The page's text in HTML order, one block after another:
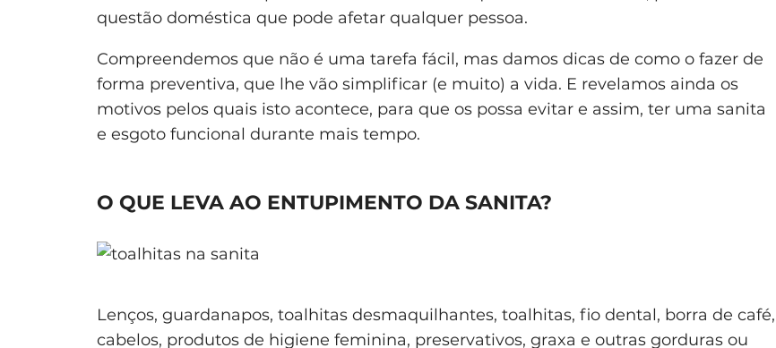
questão doméstica que pode afetar qualquer pessoa.
Compreendemos que não é uma tarefa fácil, mas damos dicas de como o fazer de
forma preventiva, que lhe vão simplificar (e muito) a vida. E revelamos ainda os
motivos pelos quais isto acontece, para que os possa evitar e assim, ter uma sanita
e esgoto funcional durante mais tempo.
O QUE LEVA AO ENTUPIMENTO DA SANITA?
Lenços, guardanapos, toalhitas desmaquilhantes, toalhitas, fio dental, borra de café,
cabelos, produtos de higiene feminina, preservativos, graxa e outras gorduras ou